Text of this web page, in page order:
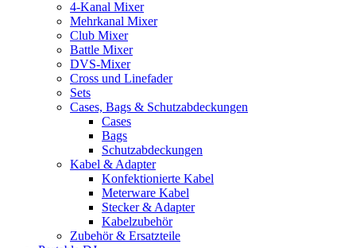
4-Kanal Mixer
Mehrkanal Mixer
Club Mixer
Battle Mixer
DVS-Mixer
Cross und Linefader
Sets
Cases, Bags & Schutzabdeckungen
Cases
Bags
Schutzabdeckungen
Kabel & Adapter
Konfektionierte Kabel
Meterware Kabel
Stecker & Adapter
Kabelzubehör
Zubehör & Ersatzteile